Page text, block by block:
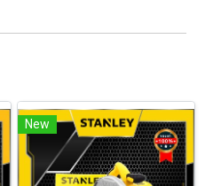
New